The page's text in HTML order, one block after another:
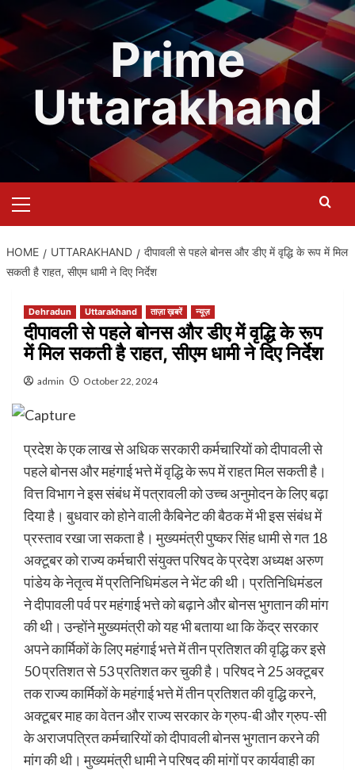
content
Prime
Uttarakhand
Menu
HOME UTTARAKHAND
दीपावली से पहले बोनस और डीए में वृद्धि के रूप में मिल
सकती है राहत, सीएम धामी ने दिए निर्देश
Dehradun Uttarakhand ताज़ा ख़बरें न्यूज़
दीपावली से पहले बोनस और डीए में वृद्धि के रूप
में मिल सकती है राहत, सीएम धामी ने दिए निर्देश
admin October 22, 2024
प्रदेश के एक लाख से अधिक सरकारी कर्मचारियों को दीपावली से
पहले बोनस और महंगाई भत्ते में वृद्धि के रूप में राहत मिल सकती है।
वित्त विभाग ने इस संबंध में पत्रावली को उच्च अनुमोदन के लिए बढ़ा
दिया है। बुधवार को होने वाली कैबिनेट की बैठक में भी इस संबंध में
प्रस्ताव रखा जा सकता है। मुख्यमंत्री पुष्कर सिंह धामी से गत 18
अक्टूबर को राज्य कर्मचारी संयुक्त परिषद के प्रदेश अध्यक्ष अरुण
पांडेय के नेतृत्व में प्रतिनिधिमंडल ने भेंट की थी। प्रतिनिधिमंडल
ने दीपावली पर्व पर महंगाई भत्ते को बढ़ाने और बोनस भुगतान की मांग
की थी। उन्होंने मुख्यमंत्री को यह भी बताया था कि केंद्र सरकार
अपने कार्मिकों के लिए महंगाई भत्ते में तीन प्रतिशत की वृद्धि कर इसे
50 प्रतिशत से 53 प्रतिशत कर चुकी है। परिषद ने 25 अक्टूबर
तक राज्य कार्मिकों के महंगाई भत्ते में तीन प्रतिशत की वृद्धि करने,
अक्टूबर माह का वेतन और राज्य सरकार के ग्रुप-बी और ग्रुप-सी
के अराजपत्रित कर्मचारियों को दीपावली बोनस भुगतान करने की
मांग की थी। मुख्यमंत्री धामी ने परिषद की मांगों पर कार्यवाही का